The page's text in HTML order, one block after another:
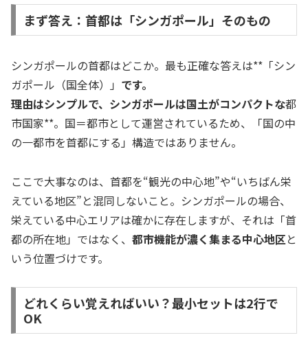
まず答え：首都は「シンガポール」そのもの
シンガポールの首都はどこか。最も正確な答えは**「シン
ガポール（国全体）」 です。
理由はシンプルで、シンガポールは国土がコンパクトな都
市国家**。国＝都市として運営されているため、「国の中
の一都市を首都にする」構造ではありません。
ここで大事なのは、首都を“観光の中心地”や“いちばん栄
えている地区”と混同しないこと。シンガポールの場合、
栄えている中心エリアは確かに存在しますが、それは「首
都の所在地」ではなく、 都市機能が濃く集まる中心地区と
いう位置づけです。
どれくらい覚えればいい？最小セットは2行で
OK